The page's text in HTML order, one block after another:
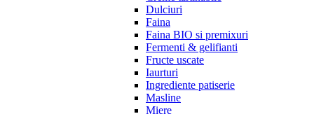
Dulciuri
Faina
Faina BIO si premixuri
Fermenti & gelifianti
Fructe uscate
Iaurturi
Ingrediente patiserie
Masline
Miere